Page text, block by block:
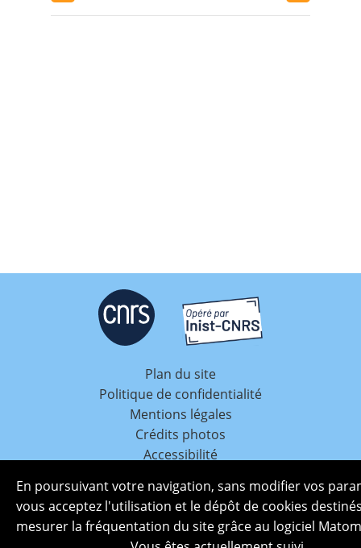
Plan du site
Politique de confidentialité
Mentions légales
Crédits photos
Accessibilité
En poursuivant votre navigation, sans modifier vos
vous acceptez l'utilisation et le dépôt de cookies
mesurer la fréquentation du site grâce au logiciel